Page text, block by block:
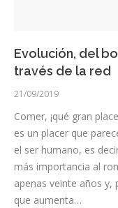
Evolución, del
través de la red
21/09/2019
Comer, ¡qué gran
es un placer que
el ser humano, es
más importancia al
apenas veinte años y,
que aumenta…